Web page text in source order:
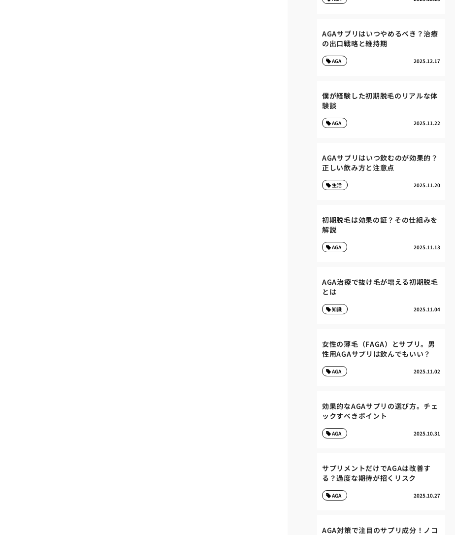
AGAサプリはいつやめるべき？治療
の出口戦略と維持期
2025.12.17
AGA
僕が経験した初期脱毛のリアルな体
験談
2025.11.22
AGA
AGAサプリはいつ飲むのが効果的？
正しい飲み方と注意点
2025.11.20
生活
初期脱毛は効果の証？その仕組みを
解説
2025.11.13
AGA
AGA治療で抜け毛が増える初期脱毛
とは
2025.11.04
知識
女性の薄毛（FAGA）とサプリ。男
性用AGAサプリは飲んでもいい？
2025.11.02
AGA
効果的なAGAサプリの選び方。チェ
ックすべきポイント
2025.10.31
AGA
サプリメントだけでAGAは改善す
る？過度な期待が招くリスク
2025.10.27
AGA
AGA対策で注目のサプリ成分！ノコ